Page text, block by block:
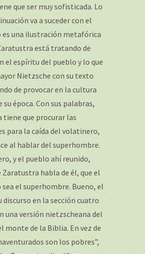
que ser muy sofisticada. Lo
va a suceder con el
una ilustración metafórica
está tratando de
el espíritu del pueblo y lo que
Nietzsche con su texto
de provocar en la cultura
su época. Con sus palabras,
tiene que procurar las
para la caída del volatinero,
al hablar del superhombre.
y el pueblo ahí reunido,
Zaratustra habla de él, que el
el superhombre. Bueno, el
discurso en la sección cuatro
una versión nietzscheana del
monte de la Biblia. En vez de
son los pobres”,